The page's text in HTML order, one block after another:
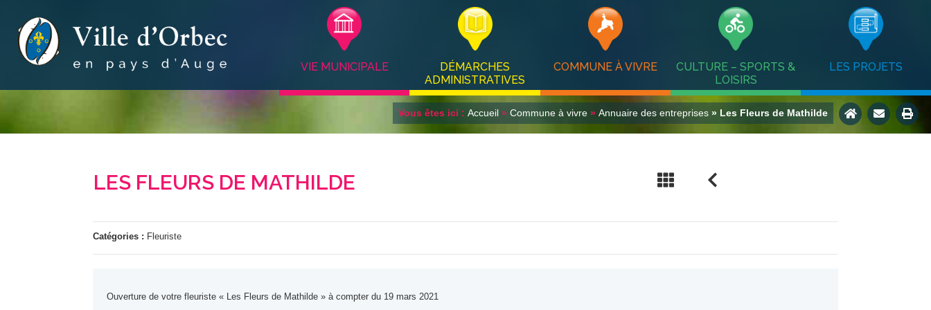
VIE MUNICIPALE
DÉMARCHES
ADMINISTRATIVES
COMMUNE À VIVRE
CULTURE – SPORTS &
LOISIRS
LES PROJETS
Vous êtes ici : Accueil » Commune à vivre » Annuaire des entreprises » Les Fleurs de Mathilde
LES FLEURS DE MATHILDE
Catégories : Fleuriste
Ouverture de votre fleuriste « Les Fleurs de Mathilde » à compter du 19 mars 2021